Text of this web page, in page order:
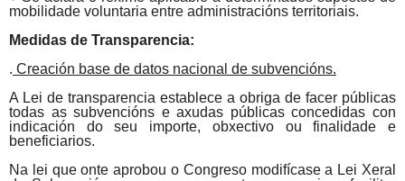
mobilidade voluntaria entre administracións territoriais.
Medidas de Transparencia:
. Creación base de datos nacional de subvencións.
A Lei de transparencia establece a obriga de facer públicas
todas as subvencións e axudas públicas concedidas con
indicación do seu importe, obxectivo ou finalidade e
beneficiarios.
Na lei que onte aprobou o Congreso modifícase a Lei Xeral